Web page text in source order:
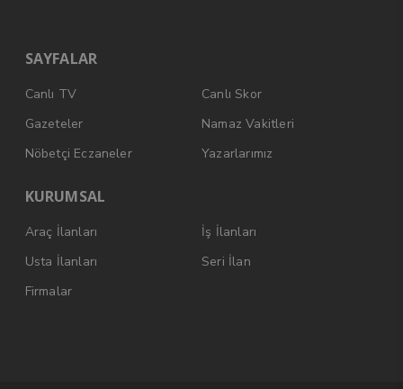
SAYFALAR
Canlı TV
Canlı Skor
Gazeteler
Namaz Vakitleri
Nöbetçi Eczaneler
Yazarlarımız
KURUMSAL
Araç İlanları
İş İlanları
Usta İlanları
Seri İlan
Firmalar